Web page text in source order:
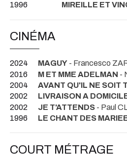
1996
MIREILLE ET
CINÉMA
2024 MAGUY - Francesco
2016
M ET MME ADELMAN -
2004
AVANT QU'IL NE SOIT
2002
LIVRAISON A
2002
JE T'ATTENDS - Paul
1996
LE CHANT DES
COURT MÉTRAGE